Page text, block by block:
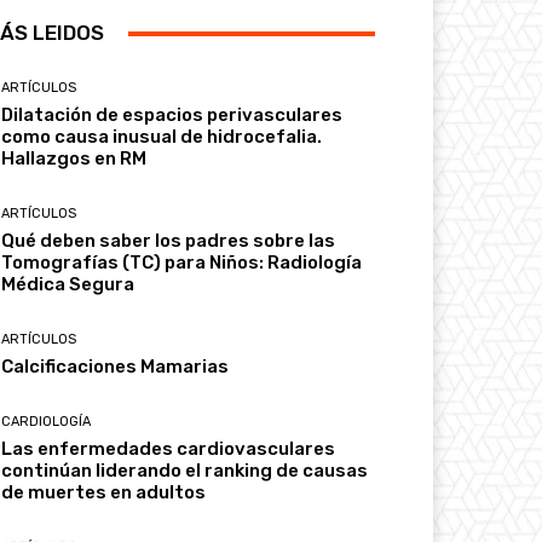
LEIDOS
ARTÍCULOS
Dilatación de espacios perivasculares
como causa inusual de hidrocefalia.
Hallazgos en RM
ARTÍCULOS
Qué deben saber los padres sobre las
Tomografías (TC) para Niños: Radiología
Médica Segura
ARTÍCULOS
Calcificaciones Mamarias
CARDIOLOGÍA
Las enfermedades cardiovasculares
continúan liderando el ranking de causas
de muertes en adultos